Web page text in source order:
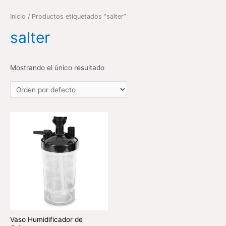
Inicio / Productos etiquetados “salter”
salter
Mostrando el único resultado
Vaso Humidificador de